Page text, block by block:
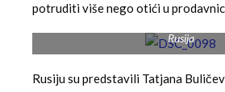
potruditi više nego otići u
Rusija
Rusiju su predstavili Tatjana